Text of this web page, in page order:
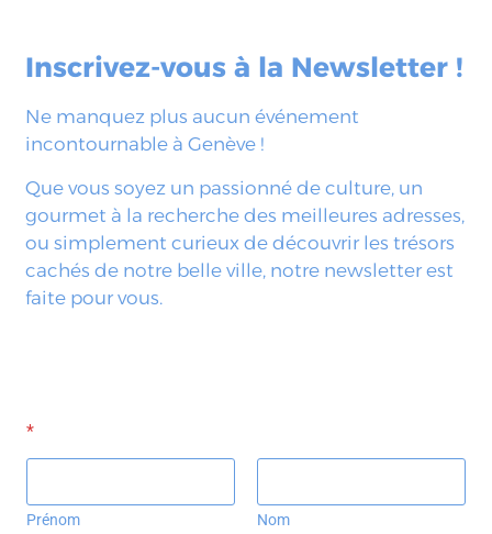
Inscrivez-vous à la Newsletter !
Ne manquez plus aucun événement
incontournable à Genève !
Que vous soyez un passionné de culture, un
gourmet à la recherche des meilleures adresses,
ou simplement curieux de découvrir les trésors
cachés de notre belle ville, notre newsletter est
faite pour vous.
*
Prénom Nom